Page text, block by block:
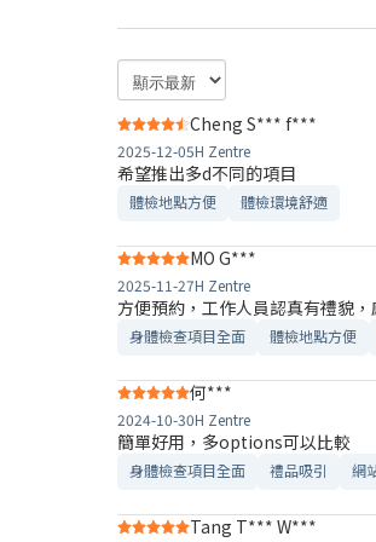
Cheng S*** f***
2025-12-05H Zentre
希望推出多d不同的項目
體檢地點方便 體檢環境舒適​
MO G***
2025-11-27H Zentre
方便預約，工作人員認真有禮貌
身體檢查項目全面 體檢地點方便
何***
2024-10-30H Zentre
簡單好用，多options可以比較
身體檢查項目全面 禮品吸引 網
Tang T*** W***